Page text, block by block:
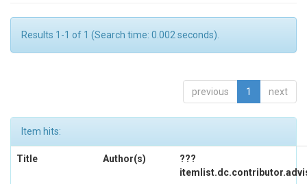
Results 1-1 of 1 (Search time: 0.002 seconds).
previous 1 next
Item hits:
Title Author(s)
???